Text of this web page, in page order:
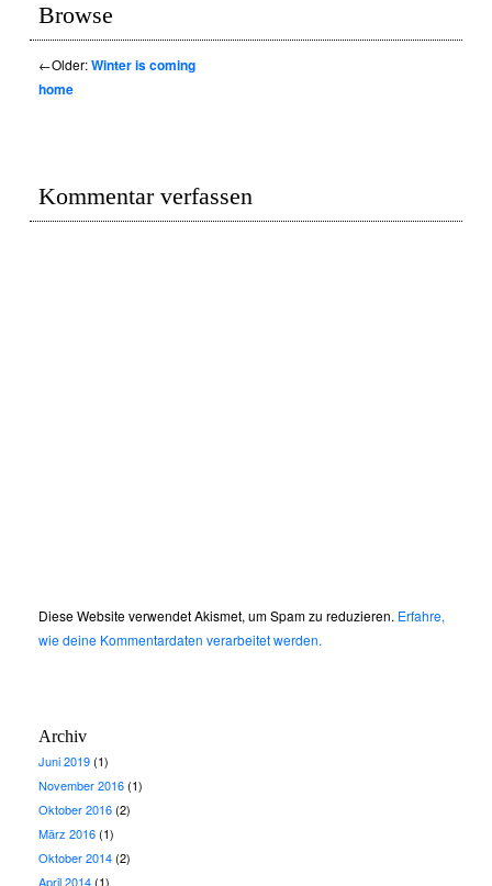
Browse
←Older:Winter is coming
home
Kommentar verfassen
Diese Website verwendet Akismet, um Spam zu reduzieren. Erfahre,
wie deine Kommentardaten verarbeitet werden.
Archiv
Juni 2019(1)
November 2016(1)
Oktober 2016(2)
März 2016(1)
Oktober 2014(2)
April 2014(1)